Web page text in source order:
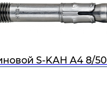
S‑KAH A4 8/50